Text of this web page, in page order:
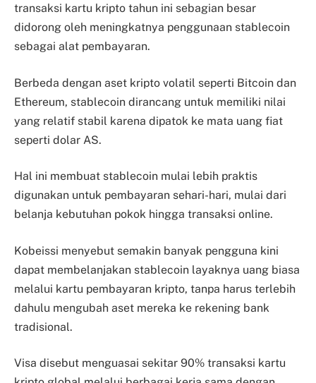
transaksi kartu kripto tahun ini sebagian besar
didorong oleh meningkatnya penggunaan stablecoin
sebagai alat pembayaran.
Berbeda dengan aset kripto volatil seperti Bitcoin dan
Ethereum, stablecoin dirancang untuk memiliki nilai
yang relatif stabil karena dipatok ke mata uang fiat
seperti dolar AS.
Hal ini membuat stablecoin mulai lebih praktis
digunakan untuk pembayaran sehari-hari, mulai dari
belanja kebutuhan pokok hingga transaksi online.
Kobeissi menyebut semakin banyak pengguna kini
dapat membelanjakan stablecoin layaknya uang biasa
melalui kartu pembayaran kripto, tanpa harus terlebih
dahulu mengubah aset mereka ke rekening bank
tradisional.
Visa disebut menguasai sekitar 90% transaksi kartu